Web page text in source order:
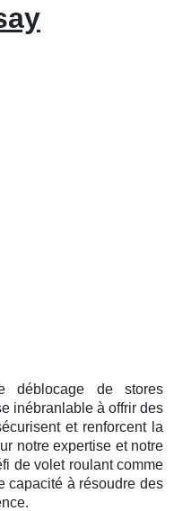
de stores
inébranlable à offrir des
et renforcent la
notre expertise et notre
de volet roulant comme
capacité à résoudre des